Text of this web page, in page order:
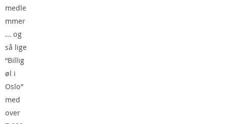
medle
mmer
… og
så lige
“Billig
øl i
Oslo”
med
over